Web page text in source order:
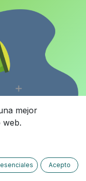
mejor
web.
Acepto